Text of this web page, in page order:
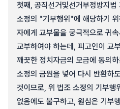
첫째, 공직선거및선거부정방지법
소정의 "기부행위"에 해당하기
자에게 교부물을 궁극적으로 귀
교부하여야 하는데, 피고인이 교
깨끗한 정치자금의 모금에 동의
소정의 금원을 넣어 다시 반환하
것이므로, 위 법조 소정의 기부행
없음에도 불구하고, 원심은 기부